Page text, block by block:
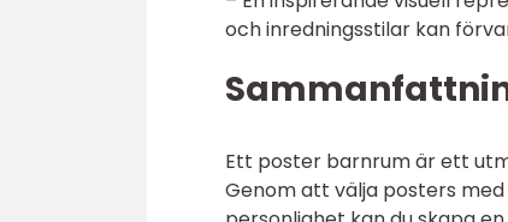
och inredningsstilar kan
Ett poster barnrum är ett
Genom att välja posters